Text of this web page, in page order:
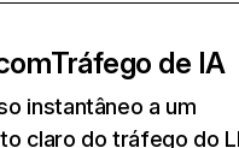
Tráfego de IA
instantâneo a um
claro do tráfego do